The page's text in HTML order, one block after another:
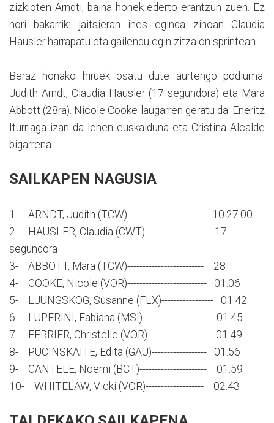
zizkioten Arndti, baina honek ederto erantzun zuen. Ez
hori bakarrik: jaitsieran ihes eginda zihoan Claudia
Hausler harrapatu eta gailendu egin zitzaion sprintean.
Beraz honako hiruek osatu dute aurtengo podiuma:
Judith Arndt, Claudia Hausler (17 segundora) eta Mara
Abbott (28ra). Nicole Cooke laugarren geratu da. Eneritz
Iturriaga izan da lehen euskalduna eta Cristina Alcalde
bigarrena.
SAILKAPEN NAGUSIA
1- ARNDT, Judith (TCW)--------------------------- 10.27.00
2- HAUSLER, Claudia (CWT)---------------------- 17
segundora
3- ABBOTT, Mara (TCW)------------------------- 28
4- COOKE, Nicole (VOR)-------------------------- 01.06
5- LJUNGSKOG, Susanne (FLX)----------------- 01.42
6- LUPERINI, Fabiana (MSI)--------------------- 01.45
7- FERRIER, Christelle (VOR)-------------------- 01.49
8- PUCINSKAITE, Edita (GAU)------------------ 01.56
9- CANTELE, Noemi (BCT)---------------------- 01.59
10- WHITELAW, Vicki (VOR)------------------- 02.43